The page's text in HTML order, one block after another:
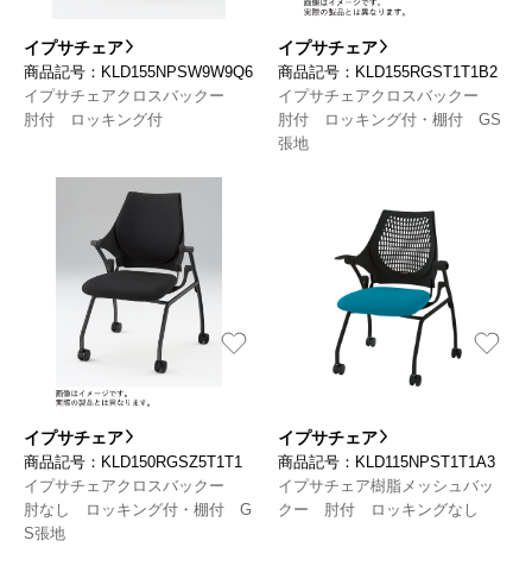
イプサチェア
商品記号：KLD155NPSW9W9Q6
イプサチェアクロスバックー
肘付 ロッキング付
イプサチェア
商品記号：KLD155RGST1T1B2
イプサチェアクロスバックー
肘付 ロッキング付・棚付 GS
張地
イプサチェア
商品記号：KLD150RGSZ5T1T1
イプサチェアクロスバックー
肘なし ロッキング付・棚付 G
S張地
イプサチェア
商品記号：KLD115NPST1T1A3
イプサチェア樹脂メッシュバッ
クー 肘付 ロッキングなし